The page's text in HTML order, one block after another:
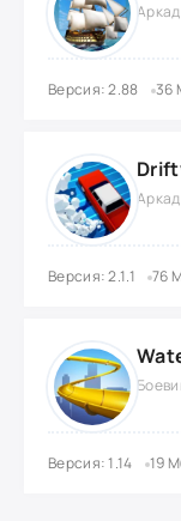
Версия: 2.88 36
Версия: 2.1.1 76
Версия: 1.14 19